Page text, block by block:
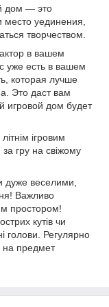
дом — это
место уединения,
творчеством.
в вашем
уже есть в вашем
которая лучше
Это даст вам
игровой дом будет
ігровим
за гру на свіжому
дуже веселими,
Важливо
простором!
кутів чи
голови. Регулярно
на предмет